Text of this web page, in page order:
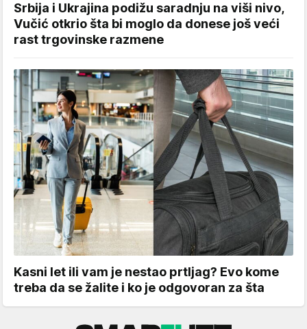
Srbija i Ukrajina podižu saradnju na viši nivo,
Vučić otkrio šta bi moglo da donese još veći
rast trgovinske razmene
Kasni let ili vam je nestao prtljag? Evo kome
treba da se žalite i ko je odgovoran za šta